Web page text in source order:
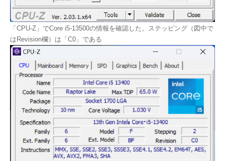
「CPU-Z」でCore i5-13500の情報を確認した。ステッピング（図中で
はRevision欄）は「C0」である